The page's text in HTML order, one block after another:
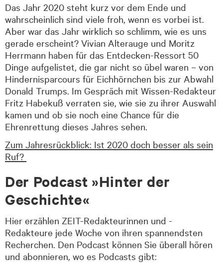
Das Jahr 2020 steht kurz vor dem Ende und
wahrscheinlich sind viele froh, wenn es vorbei ist.
Aber war das Jahr wirklich so schlimm, wie es uns
gerade erscheint? Vivian Alterauge und Moritz
Herrmann haben für das Entdecken-Ressort 50
Dinge aufgelistet, die gar nicht so übel waren – von
Hindernisparcours für Eichhörnchen bis zur Abwahl
Donald Trumps. Im Gespräch mit Wissen-Redakteur
Fritz Habekuß verraten sie, wie sie zu ihrer Auswahl
kamen und ob sie noch eine Chance für die
Ehrenrettung dieses Jahres sehen.
Zum Jahresrückblick: Ist 2020 doch besser als sein
Ruf?
Der Podcast »Hinter der
Geschichte«
Hier erzählen ZEIT-Redakteurinnen und -
Redakteure jede Woche von ihren spannendsten
Recherchen. Den Podcast können Sie überall hören
und abonnieren, wo es Podcasts gibt: